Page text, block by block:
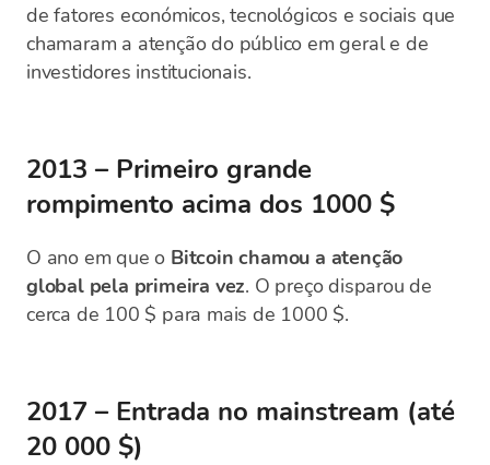
de fatores económicos, tecnológicos e sociais que
chamaram a atenção do público em geral e de
investidores institucionais.
2013 – Primeiro grande
rompimento acima dos 1000 $
O ano em que o Bitcoin chamou a atenção
global pela primeira vez. O preço disparou de
cerca de 100 $ para mais de 1000 $.
2017 – Entrada no mainstream (até
20 000 $)